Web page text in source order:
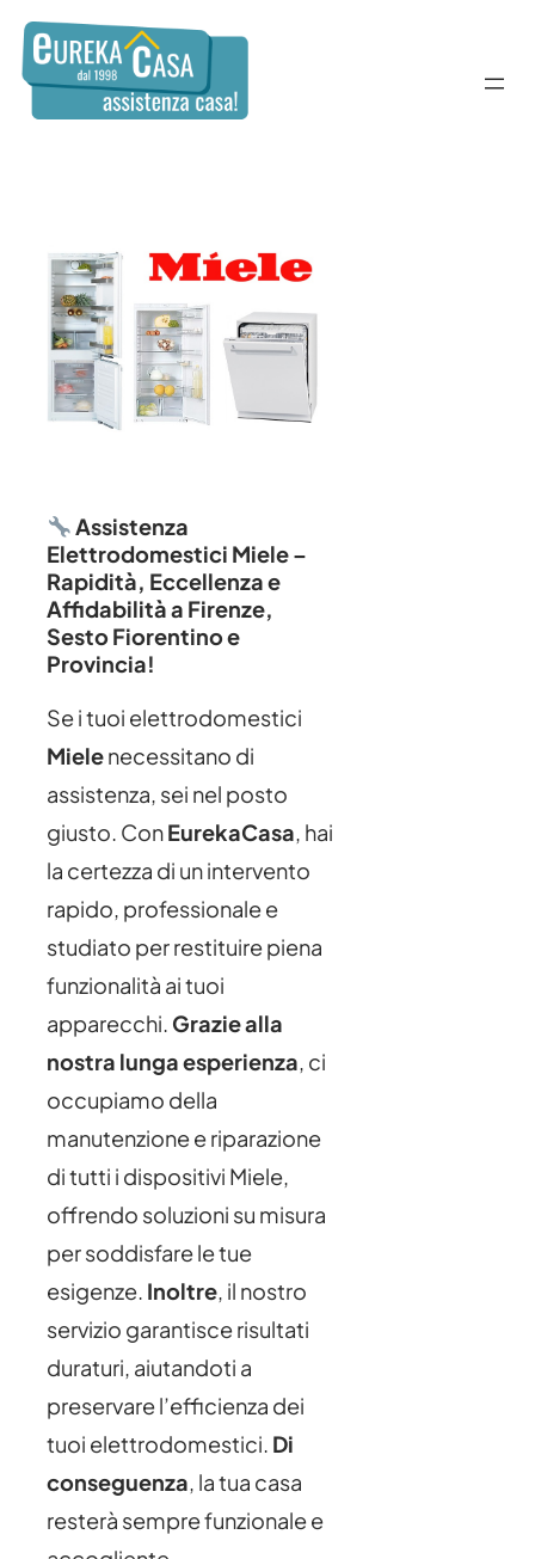
Assistenza
Elettrodomestici Miele –
Rapidità, Eccellenza e
Affidabilità a Firenze,
Sesto Fiorentino e
Provincia!
Se i tuoi elettrodomestici
Mielenecessitano di
assistenza, sei nel posto
giusto. ConEurekaCasa, hai
la certezza di un intervento
rapido, professionale e
studiato per restituire piena
funzionalità ai tuoi
apparecchi. Grazie alla
nostra lunga esperienza, ci
occupiamo della
manutenzione e riparazione
di tutti i dispositivi Miele,
offrendo soluzioni su misura
per soddisfare le tue
esigenze. Inoltre, il nostro
servizio garantisce risultati
duraturi, aiutandoti a
preservare l’efficienza dei
tuoi elettrodomestici. Di
conseguenza, la tua casa
resterà sempre funzionale e